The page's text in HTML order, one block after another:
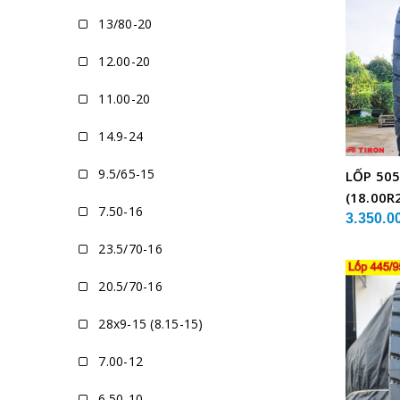
LỐP
XE CẨU
13/80-20
12.00-20
11.00-20
14.9-24
9.5/65-15
7.50-16
23.5/70-16
20.5/70-16
28x9-15 (8.15-15)
7.00-12